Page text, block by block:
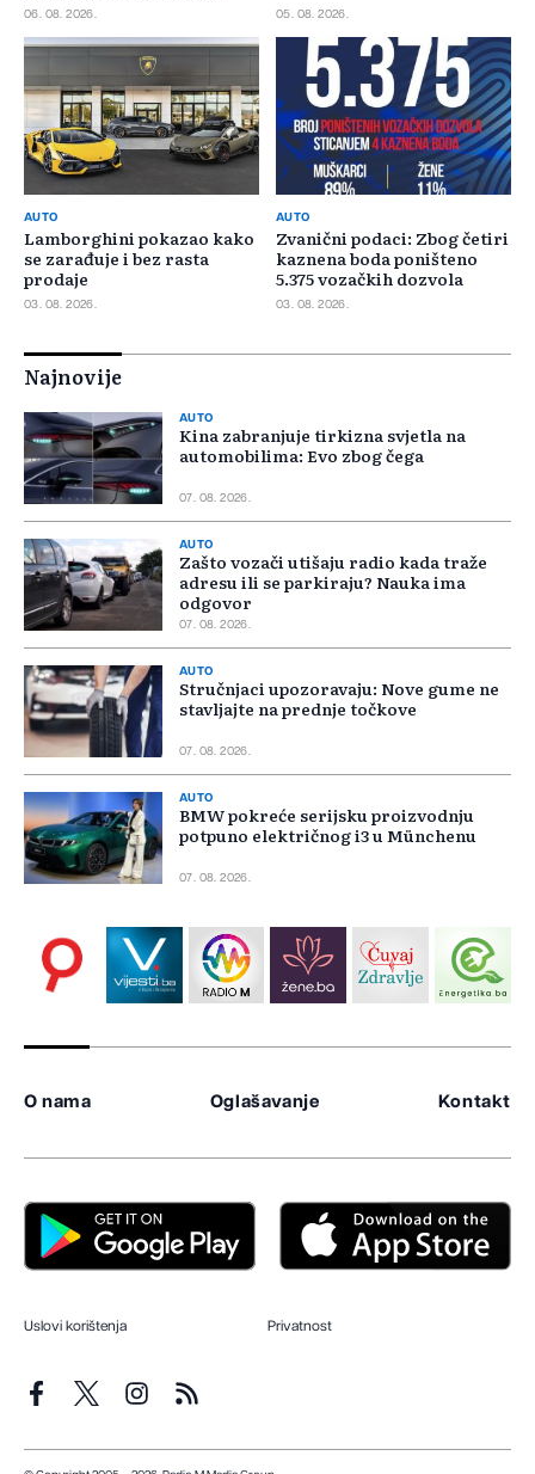
06. 08. 2026. 05. 08. 2026.
AUTO
Lamborghini pokazao kako
se zarađuje i bez rasta
prodaje
03. 08. 2026.
AUTO
Zvanični podaci: Zbog četiri
kaznena boda poništeno
5.375 vozačkih dozvola
03. 08. 2026.
Najnovije
AUTO
Kina zabranjuje tirkizna svjetla na
automobilima: Evo zbog čega
07. 08. 2026.
AUTO
Zašto vozači utišaju radio kada traže
adresu ili se parkiraju? Nauka ima
odgovor
07. 08. 2026.
AUTO
Stručnjaci upozoravaju: Nove gume ne
stavljajte na prednje točkove
07. 08. 2026.
AUTO
BMW pokreće serijsku proizvodnju
potpuno električnog i3 u Münchenu
07. 08. 2026.
O nama Oglašavanje Kontakt
Uslovi korištenja Privatnost